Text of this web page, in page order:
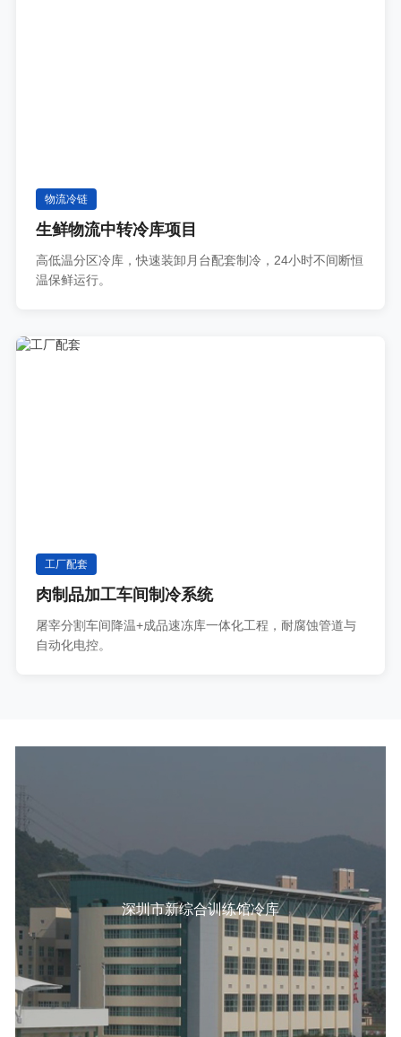
物流冷链
生鲜物流中转冷库项目
高低温分区冷库，快速装卸月台配套制冷，24小时不间断恒
温保鲜运行。
工厂配套
肉制品加工车间制冷系统
屠宰分割车间降温+成品速冻库一体化工程，耐腐蚀管道与
自动化电控。
深圳市新综合训练馆冷库